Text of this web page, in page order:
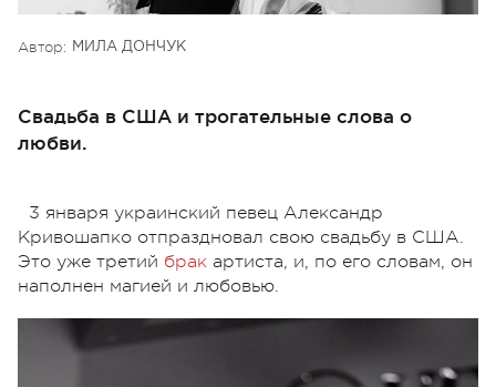
Автор: МИЛА ДОНЧУК
Свадьба в США и трогательные слова о
любви.
3 января украинский певец Александр
Кривошапко отпраздновал свою свадьбу в США.
Это уже третий брак артиста, и, по его словам, он
наполнен магией и любовью.